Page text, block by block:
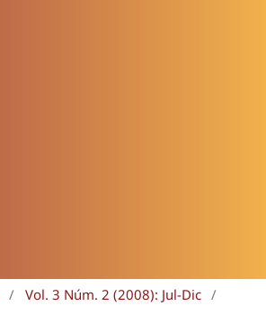
/ Vol. 3 Núm. 2 (2008): Jul-Dic /